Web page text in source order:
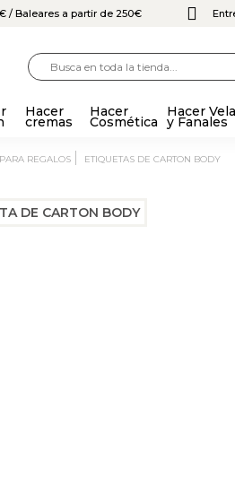
/ Baleares a partir de 250€
Hacer
cremas
Hacer
Cosmética
Hacer
y Fanales
PARA REGALOS ETIQUETAS DE CARTON BODY